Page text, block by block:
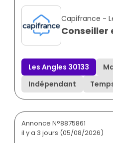
Capifrance -
Conseiller
Les Angles 30133
Indépendant
Annonce N°8875861
il y a 3 jours (05/08/2026)